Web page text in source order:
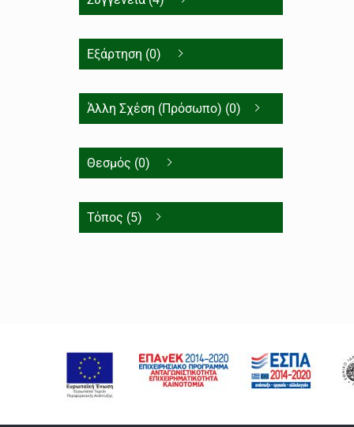
Εξάρτηση (0)
Άλλη Σχέση (Πρόσωπο) (0)
Θεσμός (0)
Τόπος (5)